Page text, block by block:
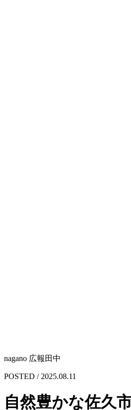
nagano 広報田中
POSTED / 2025.08.11
自然豊かな佐久